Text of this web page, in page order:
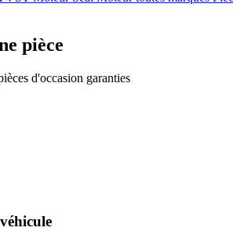
pièce
d'occasion garanties